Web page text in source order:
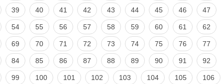
39 40 41 42 43 44 45 46 47
54 55 56 57 58 59 60 61 62
69 70 71 72 73 74 75 76 77
84 85 86 87 88 89 90 91 92
99 100 101 102 103 104 105 106